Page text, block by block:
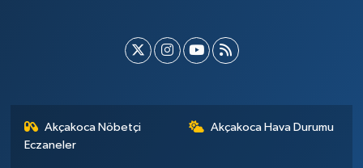
Akçakoca Nöbetçi
Eczaneler
Akçakoca Hava Durumu